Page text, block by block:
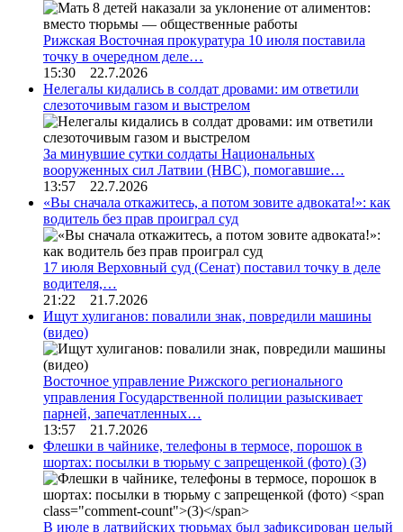
Рижская Восточная прокуратура 10 июля поставила
точку в очередном деле…
15:30 22.7.2026
Нелегалы кидались в солдат дровами: им ответили
слезоточивым газом и выстрелом
За минувшие сутки солдаты Национальных
вооруженных сил Латвии (НВС), помогавшие…
13:57 22.7.2026
«Вы сначала откажитесь, а потом зовите адвоката!»: как
водитель без прав проиграл суд
17 июля Верховный суд (Сенат) поставил точку в деле
водителя,…
21:22 21.7.2026
Ищут хулиганов: повалили знак, повредили машины
(видео)
Восточное управление Рижского регионального
управления Государственной полиции разыскивает
парней, запечатленных…
13:57 21.7.2026
Флешки в чайнике, телефоны в термосе, порошок в
шортах: посылки в тюрьму с запрещенкой (фото) (3)
В июле в латвийских тюрьмах был зафиксирован целый